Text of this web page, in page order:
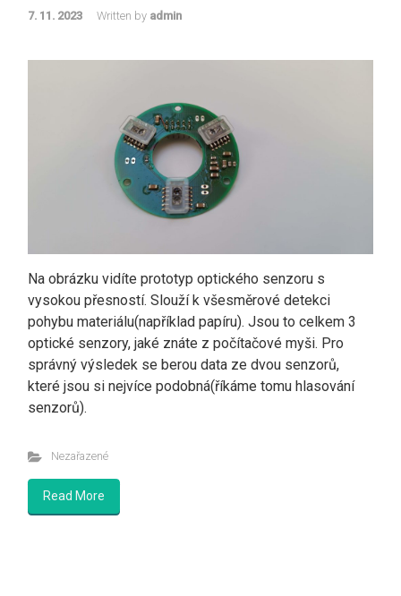
7. 11. 2023 Written by admin
Na obrázku vidíte prototyp optického senzoru s
vysokou přesností. Slouží k všesměrové detekci
pohybu materiálu(například papíru). Jsou to celkem 3
optické senzory, jaké znáte z počítačové myši. Pro
správný výsledek se berou data ze dvou senzorů,
které jsou si nejvíce podobná(říkáme tomu hlasování
senzorů).
Nezařazené
Read More